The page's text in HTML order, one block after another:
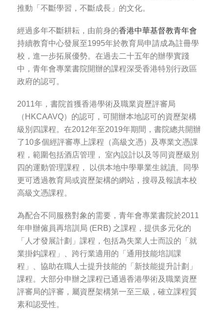
推動「不斷學習，不斷成長」的文化。
經過多年不斷耕耘，由前身的香港中華基督教青年會
持續教育中心發展至1995年於教育局申請成為註冊學
校，進一步拓展優勢。在過去二十五年的辦學實踐
中，青年會專業書院開辦的課程深受香港特別行政區
政府的認可。
2011年，書院首獲香港學術及職業資歷評審局
（HKCAAVQ）的認可，可開辦本地認可的資歷架構
級別四課程。在2012年至2019年期間，書院總共開辦
了10多個經評審專上課程（高級文憑）及專業文憑課
程，範圍包括酒店管理， 室內設計以及等同資歷級別
四的運動管理課程， 以供本地中學畢業生就讀。同學
更可透過教育局或資歷架構的網站，搜尋及報讀本校
高級文憑課程。
為配合不同服務對象的需要，青年會專業書院於2011
年申辦僱員再培訓局 (ERB) 之課程，提供多元化的
「人才發展計劃」課程，包括為失業人士而設的「就
業掛鈎課程」、跨行業適用的「通用技能培訓課
程」、協助在職人士提升技能的「新技能提升計劃」
課程。大部分申辦之課程已通過香港學術及職業資歷
評審局的評審，屬資歷架構第一至三級，確立課程質
素和認受性。